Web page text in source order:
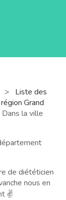
>
Liste des
Grand
Dans la ville
de diététicien
nous en
✌️